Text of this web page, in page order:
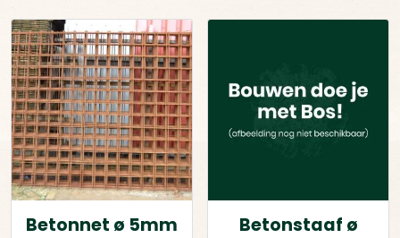
Betonnet ø 5mm
Betonstaaf ø